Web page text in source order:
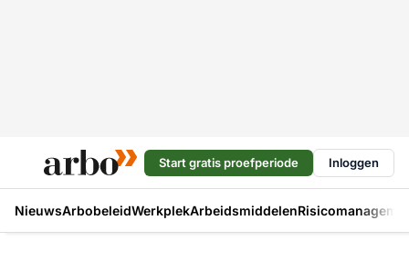
Start gratis proefperiode Inloggen
NieuwsArbobeleidWerkplekArbeidsmiddelen